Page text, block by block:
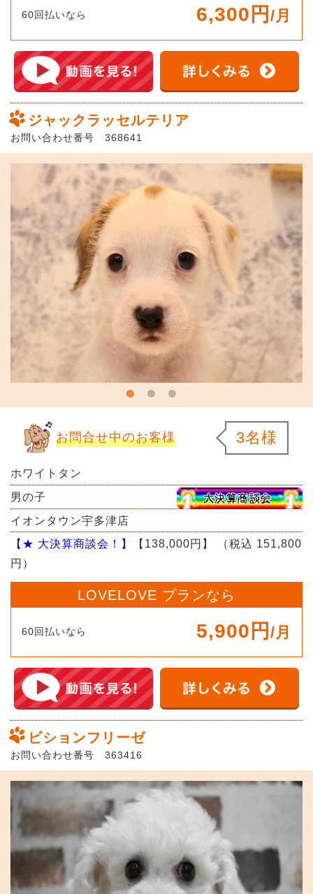
60回払いなら 6,300円 /月
ジャックラッセルテリア
お問い合わせ番号 368641
お問合せ中のお客様 3名様
ホワイトタン
男の子
イオンタウン宇多津店
【★ 大決算商談会！】
【138,000円】
（税込 151,800
円）
LOVELOVE プランなら
60回払いなら 5,900円 /月
ビションフリーゼ
お問い合わせ番号 363416